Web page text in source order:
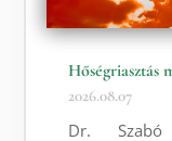
Hőségriasztás
2026.08.07
Dr.